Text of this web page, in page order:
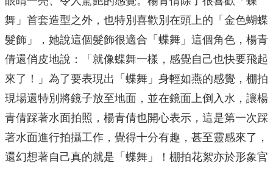
舞」首套造型之外，也特別喜歡別在頭上的「金色蝴蝶
髮飾」，她說這個髮飾很適合「蝶舞」這個角色，楊青
倩還俏皮地說：「就像蝶舞一樣，感覺自己也快要飛起
來了！」為了要表現出「蝶舞」身輕如燕的感覺，棚拍
現場還特別將鏡子放至地面，並在鏡面上倒入水，讓楊
青倩踩著水面拍照，楊青倩也開心表示，這是第一次踩
著水面進行拍攝工作，覺得十分有趣，甚至靈感來了，
還幻想著自己真的就是「蝶舞」！棚拍花絮亦於形象官